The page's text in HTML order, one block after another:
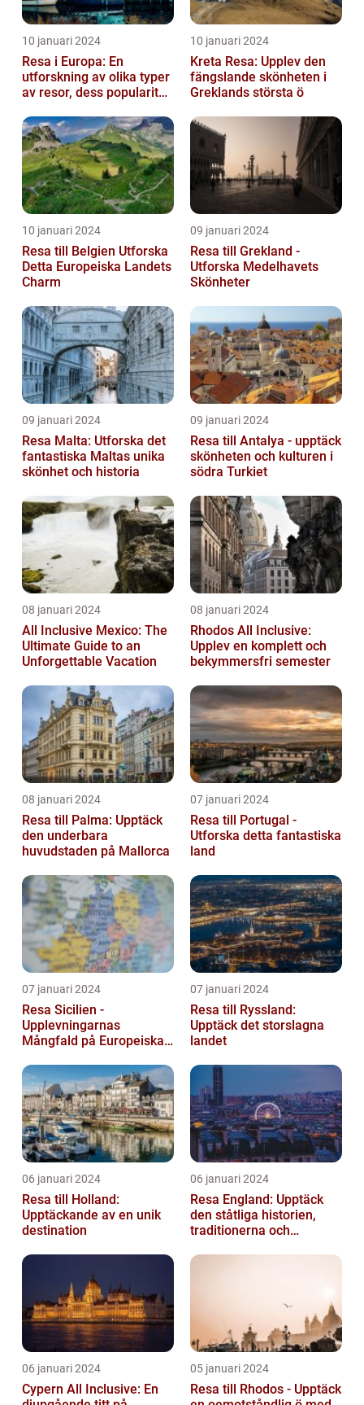
10 januari 2024
Resa i Europa: En
utforskning av olika typer
av resor, dess popularitet
10 januari 2024
Kreta Resa: Upplev den
fängslande skönheten i
Greklands största ö
10 januari 2024
Resa till Belgien Utforska
Detta Europeiska Landets
Charm
09 januari 2024
Resa till Grekland -
Utforska Medelhavets
Skönheter
09 januari 2024
Resa Malta: Utforska det
fantastiska Maltas unika
skönhet och historia
09 januari 2024
Resa till Antalya - upptäck
skönheten och kulturen i
södra Turkiet
08 januari 2024
All Inclusive Mexico: The
Ultimate Guide to an
Unforgettable Vacation
08 januari 2024
Rhodos All Inclusive:
Upplev en komplett och
bekymmersfri semester
08 januari 2024
Resa till Palma: Upptäck
den underbara
huvudstaden på Mallorca
07 januari 2024
Resa till Portugal -
Utforska detta fantastiska
land
07 januari 2024
Resa Sicilien -
Upplevningarnas
Mångfald på Europeiska
07 januari 2024
Resa till Ryssland:
Upptäck det storslagna
landet
06 januari 2024
Resa till Holland:
Upptäckande av en unik
destination
06 januari 2024
Resa England: Upptäck
den ståtliga historien,
traditionerna och
06 januari 2024
Cypern All Inclusive: En
05 januari 2024
Resa till Rhodos - Upptäck